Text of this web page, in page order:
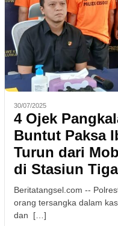
30/07/2025
4 Ojek
Buntut Paksa
Turun dari
di Stasiun
Beritatangsel.com --
orang tersangka dalam
dan […]